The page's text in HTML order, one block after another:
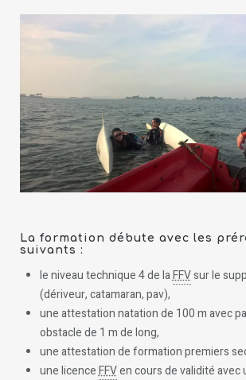
La formation débute avec les
suivants :
le niveau technique 4 de laFFVsur le
(dériveur, catamaran, pav),
une attestation natation de 100 m avec
obstacle de 1 m de long,
une attestation de formation premiers
une licenceFFVen cours de validité avec